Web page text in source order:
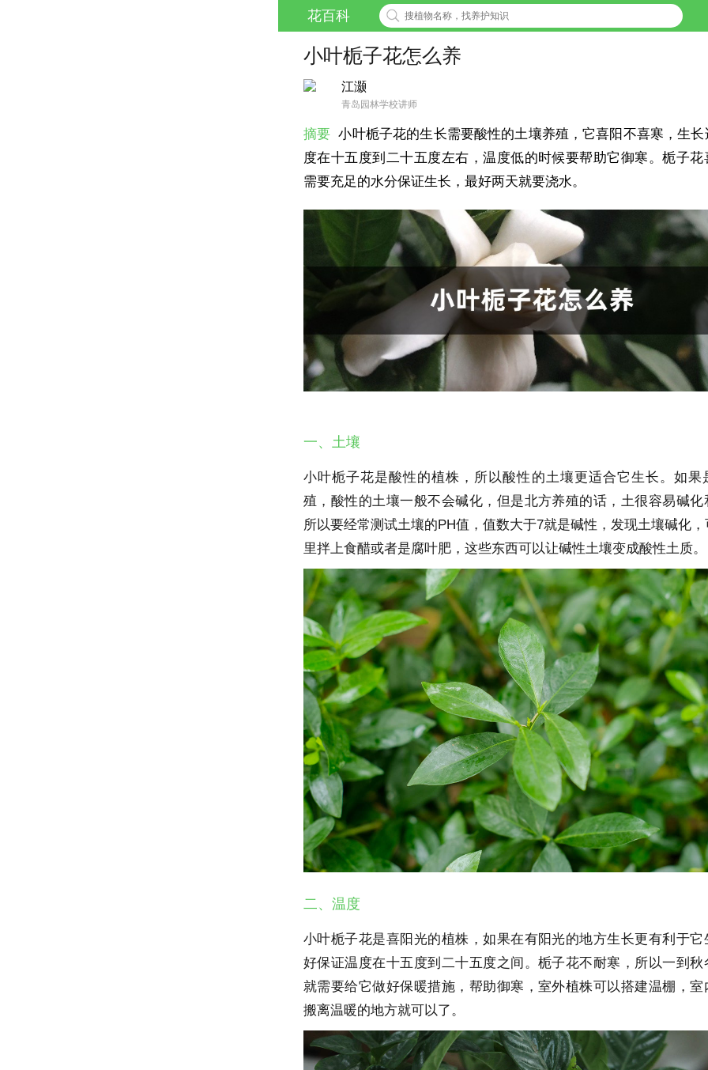
花百科
小叶栀子花怎么养
江灏
青岛园林学校讲师
摘要 小叶栀子花的生长需要酸性的土壤养殖，它喜阳不喜寒，生长
度在十五度到二十五度左右，温度低的时候要帮助它御寒。栀子花
需要充足的水分保证生长，最好两天就要浇水。
一、土壤
小叶栀子花是酸性的植株，所以酸性的土壤更适合它生长。如果
殖，酸性的土壤一般不会碱化，但是北方养殖的话，土很容易碱化
所以要经常测试土壤的PH值，值数大于7就是碱性，发现土壤碱化
里拌上食醋或者是腐叶肥，这些东西可以让碱性土壤变成酸性土质。
二、温度
小叶栀子花是喜阳光的植株，如果在有阳光的地方生长更有利于它
好保证温度在十五度到二十五度之间。栀子花不耐寒，所以一到秋
就需要给它做好保暖措施，帮助御寒，室外植株可以搭建温棚，室
搬离温暖的地方就可以了。